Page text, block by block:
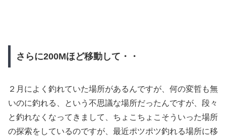
さらに200Mほど移動して・・
２月によく釣れていた場所があるんですが、何の変哲も無
いのに釣れる、という不思議な場所だったんですが、段々
と釣れなくなってきまして、ちょこちょこそういった場所
の探索をしているのですが、最近ポツポツ釣れる場所に移